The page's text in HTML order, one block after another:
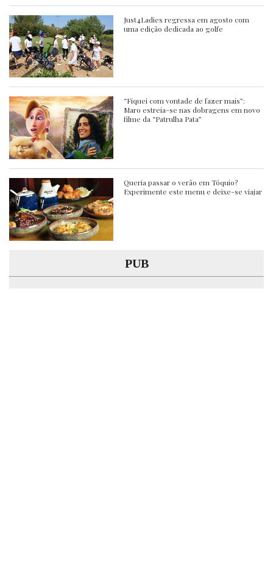
Just4Ladies regressa em agosto com
uma edição dedicada ao golfe
“Fiquei com vontade de fazer mais”:
Maro estreia-se nas dobragens em novo
filme da “Patrulha Pata”
Queria passar o verão em Tóquio?
Experimente este menu e deixe-se viajar
PUB